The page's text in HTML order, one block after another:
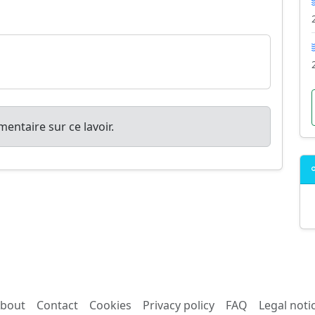
sur ce lavoir.
Contact Cookies Privacy policy FAQ Legal